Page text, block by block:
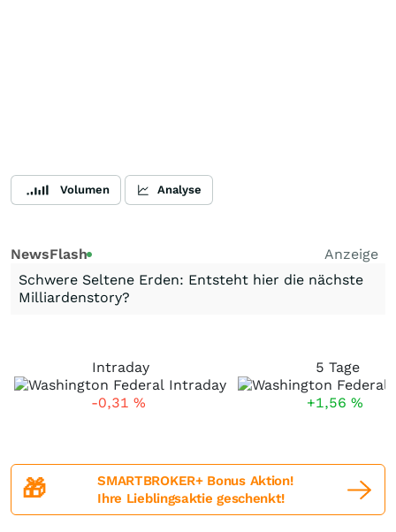
Volumen Analyse
NewsFlash
Anzeige
Schwere Seltene Erden: Entsteht hier die nächste
Milliardenstory?
Intraday
-0,31 %
5 Tage
+1,56 %
🎁
SMARTBROKER+ Bonus Aktion!
Ihre Lieblingsaktie geschenkt!